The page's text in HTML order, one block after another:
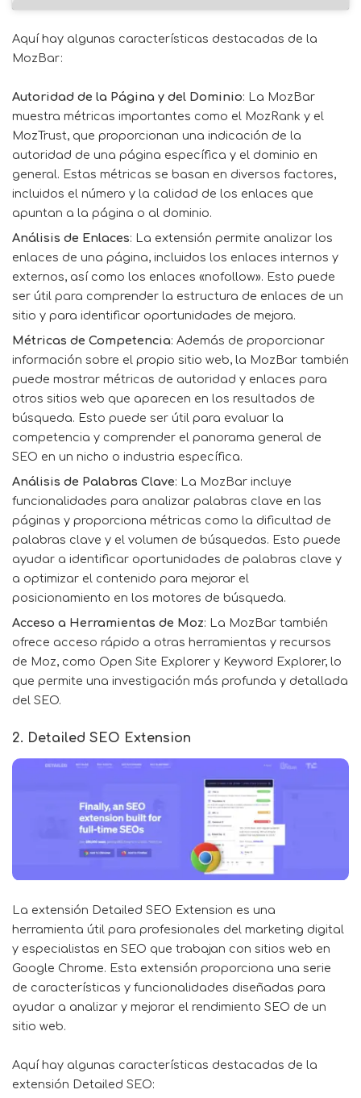
Aquí hay algunas características destacadas de la
MozBar:
Autoridad de la Página y del Dominio: La MozBar
muestra métricas importantes como el MozRank y el
MozTrust, que proporcionan una indicación de la
autoridad de una página específica y el dominio en
general. Estas métricas se basan en diversos factores,
incluidos el número y la calidad de los enlaces que
apuntan a la página o al dominio.
Análisis de Enlaces: La extensión permite analizar los
enlaces de una página, incluidos los enlaces internos y
externos, así como los enlaces «nofollow». Esto puede
ser útil para comprender la estructura de enlaces de un
sitio y para identificar oportunidades de mejora.
Métricas de Competencia: Además de proporcionar
información sobre el propio sitio web, la MozBar también
puede mostrar métricas de autoridad y enlaces para
otros sitios web que aparecen en los resultados de
búsqueda. Esto puede ser útil para evaluar la
competencia y comprender el panorama general de
SEO en un nicho o industria específica.
Análisis de Palabras Clave: La MozBar incluye
funcionalidades para analizar palabras clave en las
páginas y proporciona métricas como la dificultad de
palabras clave y el volumen de búsquedas. Esto puede
ayudar a identificar oportunidades de palabras clave y
a optimizar el contenido para mejorar el
posicionamiento en los motores de búsqueda.
Acceso a Herramientas de Moz: La MozBar también
ofrece acceso rápido a otras herramientas y recursos
de Moz, como Open Site Explorer y Keyword Explorer, lo
que permite una investigación más profunda y detallada
del SEO.
2. Detailed SEO Extension
La extensión Detailed SEO Extension es una
herramienta útil para profesionales del marketing digital
y especialistas en SEO que trabajan con sitios web en
Google Chrome. Esta extensión proporciona una serie
de características y funcionalidades diseñadas para
ayudar a analizar y mejorar el rendimiento SEO de un
sitio web.
Aquí hay algunas características destacadas de la
extensión Detailed SEO: